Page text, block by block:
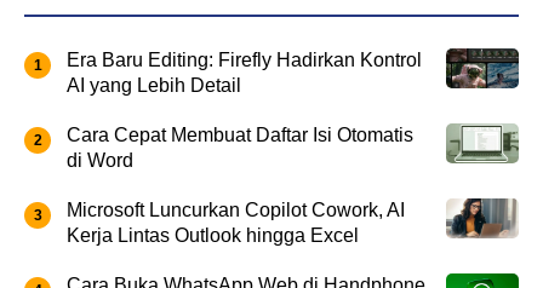
Era Baru Editing: Firefly Hadirkan Kontrol
AI yang Lebih Detail
Cara Cepat Membuat Daftar Isi Otomatis
di Word
Microsoft Luncurkan Copilot Cowork, AI
Kerja Lintas Outlook hingga Excel